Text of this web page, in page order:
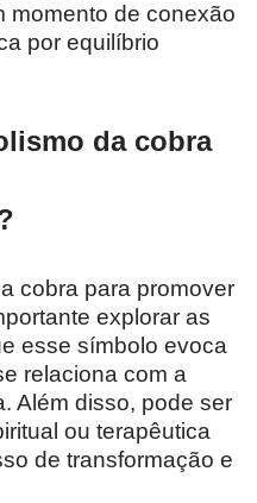
momento de conexão
por equilíbrio
da cobra
cobra para promover
explorar as
esse símbolo evoca
relaciona com a
Além disso, pode ser
ou terapêutica
de transformação e